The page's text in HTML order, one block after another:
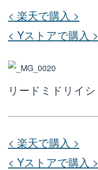
< 楽天で購入 >
< Yストアで購入 >
リードミドリイシ
< 楽天で購入 >
< Yストアで購入 >